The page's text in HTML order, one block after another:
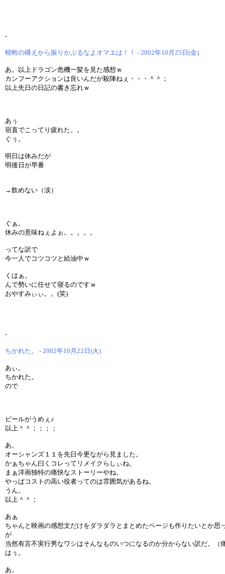
-
蜻蛉の構えから振りかぶるなよオマエは！！ - 2002年10月25日(金)
あ。以上ドラゴン危機一髪を見た感想ｗ
カンフーアクションは良いんだが殺陣ねぇ・・・＾＾；
以上先日の日記の書き忘れｗ
あぅ
宿直でこってり疲れた。。
ぐぅ。
明日は休みだが
明後日が早番
→飲めない（涙）
ぐぁ。
休みの意味ねぇよぉ。。。。。
ってな訳で
今一人でコツコツと給油中ｗ
くはぁ。
んで勢いに任せて寝るのですｗ
おやすみぃぃ。。(笑)
-
ちかれた。 - 2002年10月22日(火)
あぃ。
ちかれた。
ので
ビールがうめぇ♪
以上＾＾；；；；
あ。
オーシャンズ１１を先日今更ながら見ました。
かぁちゃん曰くコレってリメイクらしぃね。
まぁ洋画独特の痛快なストーリーやね。
やっぱコストの高い役者ってのは雰囲気があるね。
うん。
以上＾＾；
あぁ
ちゃんと映画の感想文だけをダラダラとまとめたページも作りたいとか思
が
当然有言不実行男なワシはそんなものいつになるのか分からない訳だ。（
はぅ。
あ。